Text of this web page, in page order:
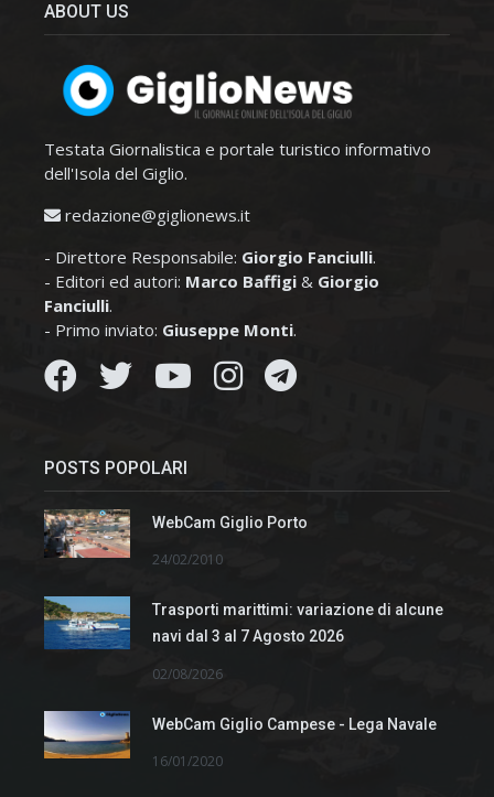
ABOUT US
Testata Giornalistica e portale turistico informativo
dell'Isola del Giglio.
redazione@giglionews.it
- Direttore Responsabile: Giorgio Fanciulli.
- Editori ed autori: Marco Baffigi & Giorgio
Fanciulli.
- Primo inviato: Giuseppe Monti.
POSTS POPOLARI
WebCam Giglio Porto
24/02/2010
Trasporti marittimi: variazione di alcune
navi dal 3 al 7 Agosto 2026
02/08/2026
WebCam Giglio Campese - Lega Navale
16/01/2020